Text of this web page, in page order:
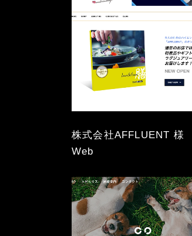
株式会社AFFLUENT 様
Web